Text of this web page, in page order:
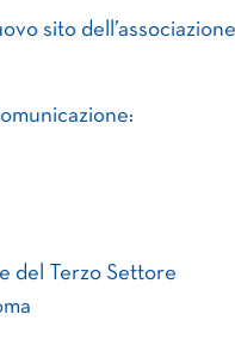
sito
del Terzo Settore